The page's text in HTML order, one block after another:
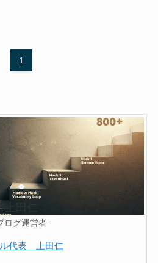
1
上田仁
ログ運営者
ル代表 上田仁